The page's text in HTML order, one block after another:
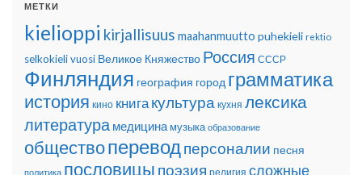
МЕТКИ
kielioppi kirjallisuus maahanmuutto puhekieli rektio
selkokielivuosi Великое Княжество Россия СССР
Финляндия география город грамматика
история кино книгакультура кухня лексика
литература медицина музыка образование
обществопереводперсоналии песня
политика пословицы поэзия религия сложные